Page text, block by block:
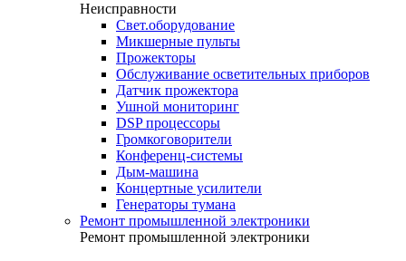
Неисправности
Свет.оборудование
Микшерные пульты
Прожекторы
Обслуживание осветительных приборов
Датчик прожектора
Ушной мониторинг
DSP процессоры
Громкоговорители
Конференц-системы
Дым-машина
Концертные усилители
Генераторы тумана
Ремонт промышленной электроники
Ремонт промышленной электроники